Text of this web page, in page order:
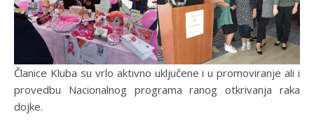
Članice Kluba su vrlo aktivno uključene i u promoviranje ali i
provedbu Nacionalnog programa ranog otkrivanja raka
dojke.